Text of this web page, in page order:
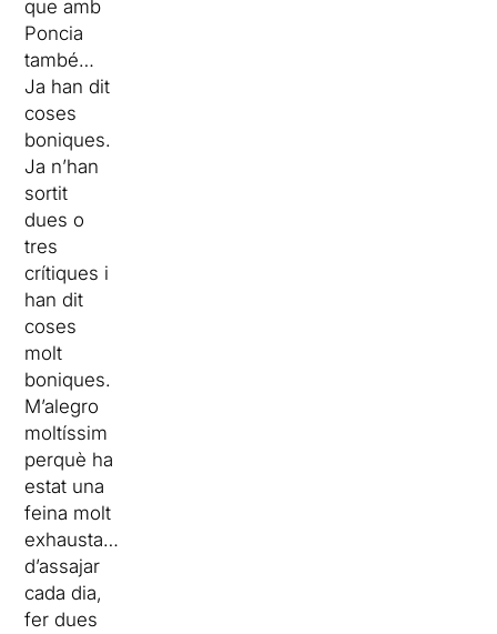
que amb
Poncia
també…
Ja han dit
coses
boniques.
Ja n’han
sortit
dues o
tres
crítiques i
han dit
coses
molt
boniques.
M’alegro
moltíssim
perquè ha
estat una
feina molt
exhausta…
d’assajar
cada dia,
fer dues